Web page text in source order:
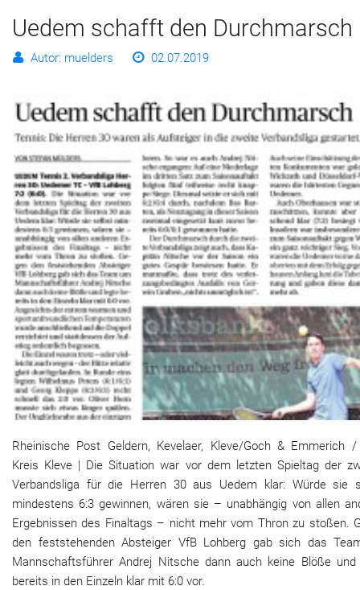
Uedem schafft den Durchmarsch
Autor: muelders 02.07.2019
Rheinische Post Geldern, Kevelaer, Kleve/Goch & Emmerich
Kreis Kleve | Die Situation war vor dem letzten Spieltag der
Verbandsliga für die Herren 30 aus Uedem klar: Würde sie
mindestens 6:3 gewinnen, wären sie – unabhängig von allen
Ergebnissen des Finaltags – nicht mehr vom Thron zu stoßen.
den feststehenden Absteiger VfB Lohberg gab sich das
Mannschaftsführer Andrej Nitsche dann auch keine Blöße und
bereits in den Einzeln klar mit 6:0 vor.